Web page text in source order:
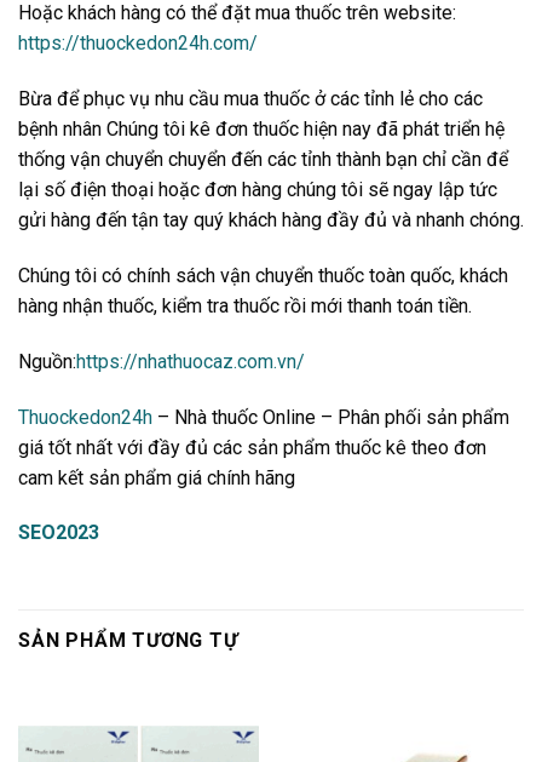
Hoặc khách hàng có thể đặt mua thuốc trên website:
https://thuockedon24h.com/
Bừa để phục vụ nhu cầu mua thuốc ở các tỉnh lẻ cho các
bệnh nhân Chúng tôi kê đơn thuốc hiện nay đã phát triển hệ
thống vận chuyển chuyển đến các tỉnh thành bạn chỉ cần để
lại số điện thoại hoặc đơn hàng chúng tôi sẽ ngay lập tức
gửi hàng đến tận tay quý khách hàng đầy đủ và nhanh chóng.
Chúng tôi có chính sách vận chuyển thuốc toàn quốc, khách
hàng nhận thuốc, kiểm tra thuốc rồi mới thanh toán tiền.
Nguồn:https://nhathuocaz.com.vn/
Thuockedon24h – Nhà thuốc Online – Phân phối sản phẩm
giá tốt nhất với đầy đủ các sản phẩm thuốc kê theo đơn
cam kết sản phẩm giá chính hãng
SEO2023
SẢN PHẨM TƯƠNG TỰ